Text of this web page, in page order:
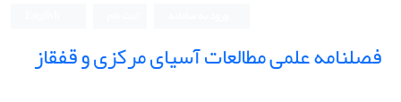
فصلنامه علمی مطالعات آسیای مرکزی و قفقاز